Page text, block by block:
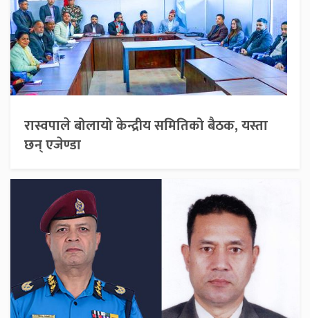
रास्वपाले बोलायो केन्द्रीय समितिको बैठक, यस्ता
छन् एजेण्डा